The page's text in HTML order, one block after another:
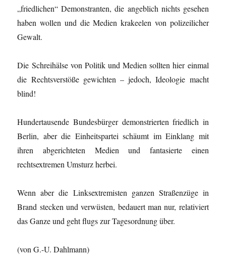
„friedlichen“ Demonstranten, die angeblich nichts gesehen
haben wollen und die Medien krakeelen von polizeilicher
Gewalt.
Die Schreihälse von Politik und Medien sollten hier einmal
die Rechtsverstöße gewichten – jedoch, Ideologie macht
blind!
Hundertausende Bundesbürger demonstrierten friedlich in
Berlin, aber die Einheitspartei schäumt im Einklang mit
ihren abgerichteten Medien und fantasierte einen
rechtsextremen Umsturz herbei.
Wenn aber die Linksextremisten ganzen Straßenzüge in
Brand stecken und verwüsten, bedauert man nur, relativiert
das Ganze und geht flugs zur Tagesordnung über.
(von G.-U. Dahlmann)